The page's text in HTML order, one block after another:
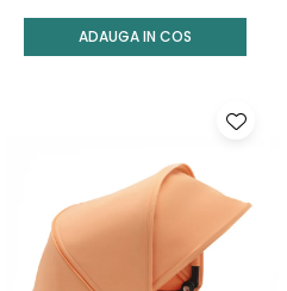
ADAUGA IN COS